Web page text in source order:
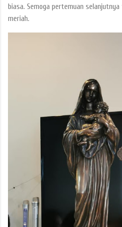
biasa. Semoga pertemuan
meriah.